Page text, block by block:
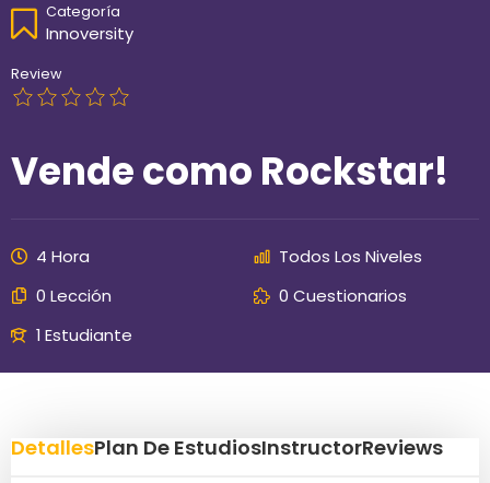
Categoría
Innoversity
Review
Vende como Rockstar!
4 Hora
Todos Los Niveles
0 Lección
0 Cuestionarios
1 Estudiante
DetallesPlan De EstudiosInstructorReviews